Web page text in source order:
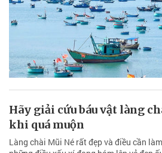
Hãy giải cứu báu vật làng
khi quá muộn
Làng chài Mũi Né rất đẹp và điều cần